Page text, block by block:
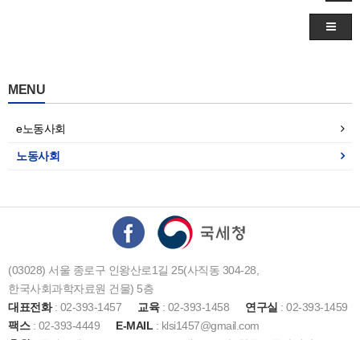
MENU
e노동사회
노동사회
(03028) 서울 종로구 인왕산로1길 25(사직동 304-28,
한국사회과학자료원 건물) 5층
대표전화: 02-393-1457 교육: 02-393-1458 연구실 : 02-393-1459
팩스: 02-393-4449 E-MAIL : klsi1457@gmail.com